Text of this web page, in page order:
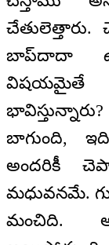
బాప్‌దాదా
విషయమైతే
బాగుంది,
అందరికీ
మధువనమే.
మంచిది.